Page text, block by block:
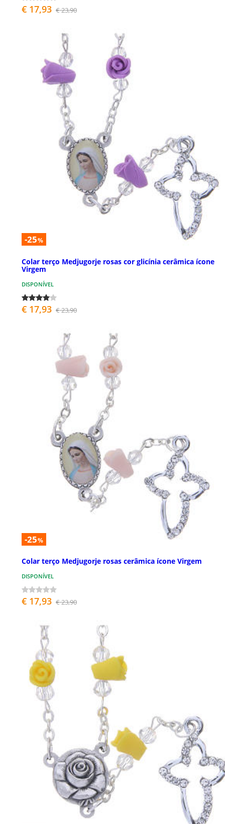
€ 17,93 € 23,90
-25%
Colar terço Medjugorje rosas cor glicínia cerâmica ícone
Virgem
DISPONÍVEL
€ 17,93 € 23,90
-25%
Colar terço Medjugorje rosas cerâmica ícone Virgem
DISPONÍVEL
€ 17,93 € 23,90